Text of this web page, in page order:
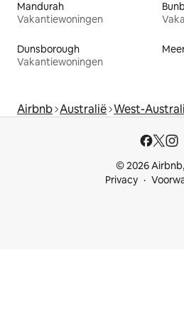
Mandurah
Vakantiewoningen
Dunsborough
Vakantiewoningen
Airbnb Australië West-
© 2026
Privacy